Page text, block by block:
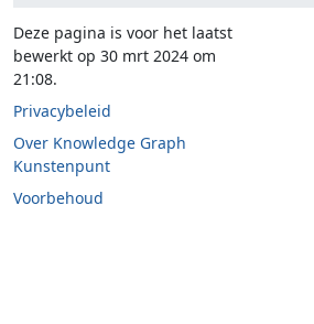
Deze pagina is voor het laatst
bewerkt op 30 mrt 2024 om
21:08.
Privacybeleid
Over Knowledge Graph
Kunstenpunt
Voorbehoud